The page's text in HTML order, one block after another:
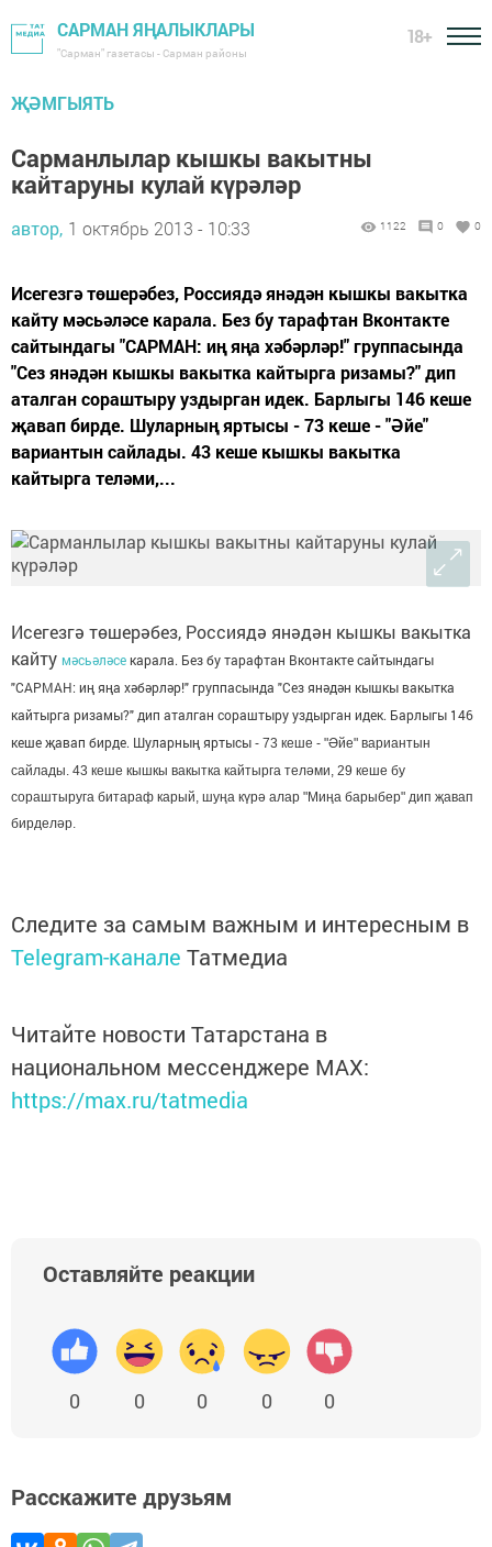
САРМАН ЯҢАЛЫКЛАРЫ
"Сарман" газетасы - Сарман районы
18+
ҖӘМГЫЯТЬ
Сарманлылар кышкы вакытны
кайтаруны кулай күрәләр
автор, 1 октябрь 2013 - 10:33 1122 0 0
Исегезгә төшерәбез, Россиядә янәдән кышкы вакытка
кайту мәсьәләсе карала. Без бу тарафтан Вконтакте
сайтындагы "САРМАН: иң яңа хәбәрләр!" группасында
"Сез янәдән кышкы вакытка кайтырга ризамы?" дип
аталган сораштыру уздырган идек. Барлыгы 146 кеше
җавап бирде. Шуларның яртысы - 73 кеше - "Әйе"
вариантын сайлады. 43 кеше кышкы вакытка
кайтырга теләми,...
Исегезгә төшерәбез, Россиядә янәдән кышкы вакытка
кайту мәсьәләсе карала. Без бу тарафтан Вконтакте сайтындагы
"САРМАН: иң яңа хәбәрләр!" группасында "Сез янәдән кышкы вакытка
кайтырга ризамы?" дип аталган сораштыру уздырган идек. Барлыгы 146
кеше җавап бирде. Шуларның яртысы - 73 кеше - "Әйе" вариантын
сайлады. 43 кеше кышкы вакытка кайтырга теләми, 29 кеше бу
сораштыруга битараф карый, шуңа күрә алар "Миңа барыбер" дип җавап
бирделәр.
Следите за самым важным и интересным в
Telegram-канале Татмедиа
Читайте новости Татарстана в
национальном мессенджере MАХ:
https://max.ru/tatmedia
Оставляйте реакции
0 0 0 0 0
Расскажите друзьям